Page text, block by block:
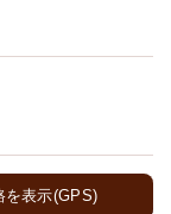
を表示(GPS)